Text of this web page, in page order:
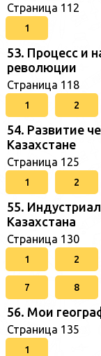
Страница 112
1
53. Процесс и
революции
Страница 118
1 2
54. Развитие
Казахстане
Страница 125
1 2
55.
Казахстана
Страница 130
1 2
7 8
56. Мои
Страница 135
1